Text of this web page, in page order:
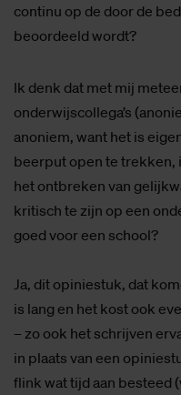
continu op de door de
beoordeeld wordt?
Ik denk dat met mij
onderwijscollega’s
anoniem, want het is
beerput open te trekken,
het ontbreken van
kritisch te zijn op een
goed voor een school?
Ja, dit opiniestuk, dat
is lang en het kost ook
– zo ook het schrijven
in plaats van een
flink wat tijd aan besteed